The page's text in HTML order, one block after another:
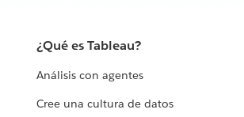
¿Qué es Tableau?
Análisis con agentes
Cree una cultura de datos